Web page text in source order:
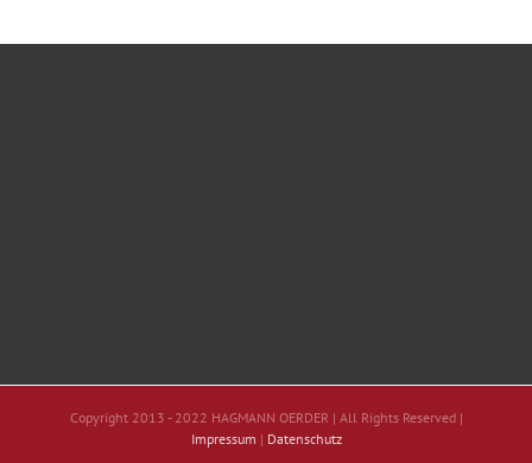
Copyright 2013 - 2022 HAGMANN OERDER | All Rights Reserved |
Impressum | Datenschutz